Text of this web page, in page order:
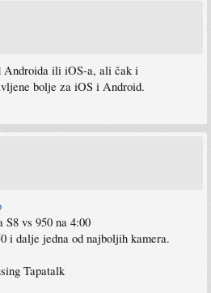
ili iOS-a, ali čak i
bolje za iOS i Android.
S8 vs 950 na 4:00
i dalje jedna od najboljih kamera.
Tapatalk